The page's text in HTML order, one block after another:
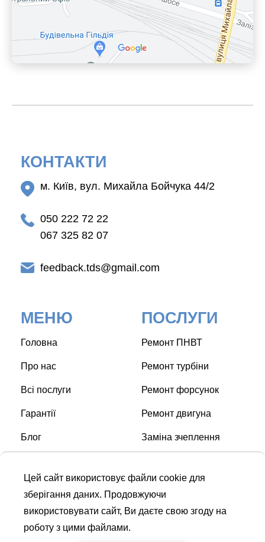
Цей сайт використовує файли cookie для
зберігання даних. Продовжуючи
використовувати сайт, Ви даєте свою згоду на
роботу з цими файлами.
МЕНЮ
Головна
Про нас
Всі послуги
Гарантії
Блог
КОНТАКТИ
м. Київ, вул. Михайла Бойчука 44/2
050 222 72 22
067 325 82 07
feedback.tds@gmail.com
ПОСЛУГИ
Ремонт ПНВТ
Ремонт турбіни
Ремонт форсунок
Ремонт двигуна
Заміна зчеплення
Заміна ГРМ